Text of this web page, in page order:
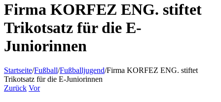
Firma KORFEZ ENG. stiftet
Trikotsatz für die E-
Juniorinnen
Startseite/Fußball/Fußballjugend/Firma KORFEZ ENG. stiftet
Trikotsatz für die E-Juniorinnen
Zurück Vor